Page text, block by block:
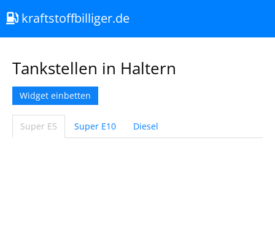
kraftstoffbilliger.de
Tankstellen in Haltern
Widget einbetten
Super E5 Super E10 Diesel